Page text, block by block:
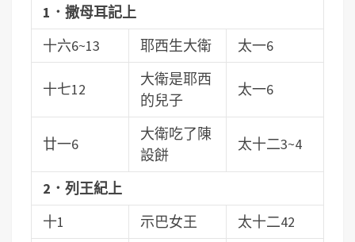
1．撒母耳記上
十六6~13
耶西生大衛 太一6
十七12
大衛是耶西
的兒子
太一6
廿一6
大衛吃了陳
設餅
太十二3~4
2．列王紀上
十1
示巴女王 太十二42